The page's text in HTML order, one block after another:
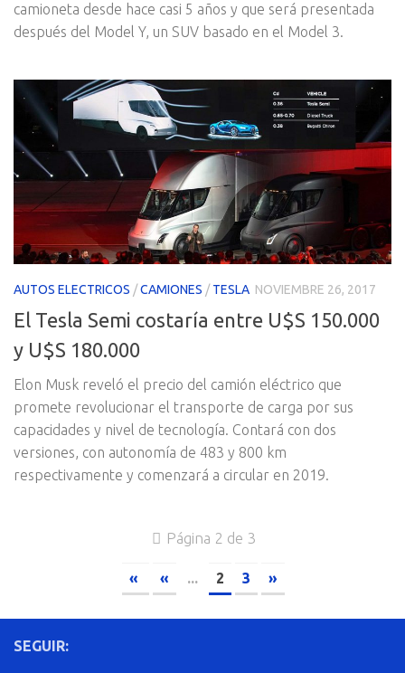
camioneta desde hace casi 5 años y que será presentada
después del Model Y, un SUV basado en el Model 3.
AUTOS ELECTRICOS /CAMIONES /TESLA NOVIEMBRE 26, 2017
El Tesla Semi costaría entre U$S 150.000
y U$S 180.000
Elon Musk reveló el precio del camión eléctrico que
promete revolucionar el transporte de carga por sus
capacidades y nivel de tecnología. Contará con dos
versiones, con autonomía de 483 y 800 km
respectivamente y comenzará a circular en 2019.
Página 2 de 3
« « ... 2 3 »
SEGUIR: